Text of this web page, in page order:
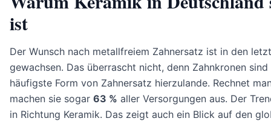
ist
Der Wunsch nach metallfreiem Zahnersatz ist in den
gewachsen. Das überrascht nicht, denn Zahnkronen
häufigste Form von Zahnersatz hierzulande. Rechnet
machen sie sogar 63 % aller Versorgungen aus. Der
in Richtung Keramik. Das zeigt auch ein Blick auf den